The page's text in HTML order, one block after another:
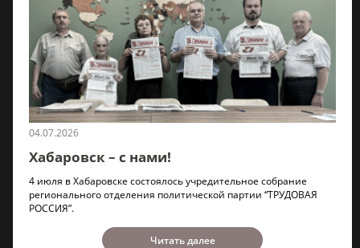
04.07.2026
Хабаровск – с нами!
4 июля в Хабаровске состоялось учредительное собрание
регионального отделения политической партии “ТРУДОВАЯ
РОССИЯ”.
Читать далее